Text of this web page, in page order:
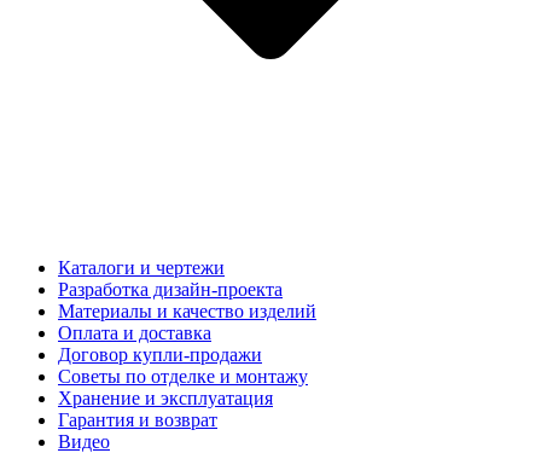
Каталоги и чертежи
Разработка дизайн-проекта
Материалы и качество изделий
Оплата и доставка
Договор купли-продажи
Советы по отделке и монтажу
Хранение и эксплуатация
Гарантия и возврат
Видео